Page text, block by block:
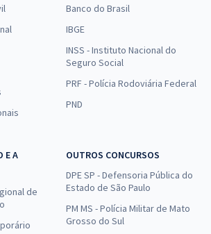
Banco do Brasil
IBGE
INSS - Instituto Nacional do
Seguro Social
PRF - Polícia Rodoviária Federal
PND
E A
de
OUTROS CONCURSOS
DPE SP - Defensoria Pública do
Estado de São Paulo
PM MS - Polícia Militar de Mato
Grosso do Sul